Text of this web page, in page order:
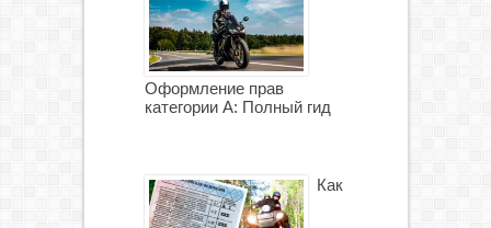
Оформление прав
категории А: Полный гид
Как